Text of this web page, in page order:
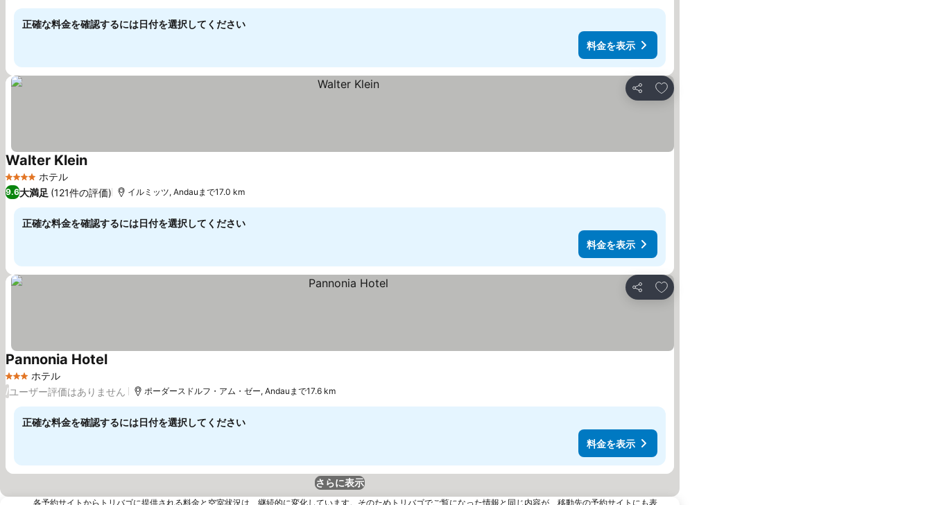
正確な料金を確認するには日付を選択してください
料金を表示
シェア
お気に入りに追加
4 ホテルのランク
ホテル
Walter Klein料金を表示
9.6大満足 (121件の評価) イルミッツ, Andauまで17.0 km
正確な料金を確認するには日付を選択してください
料金を表示
シェア
お気に入りに追加
3 ホテルのランク
ホテル
Pannonia Hotel料金を表示
/ユーザー評価はありません ポーダースドルフ・アム・ゼー, Andauまで17.6 km
正確な料金を確認するには日付を選択してください
料金を表示
さらに表示
各予約サイトからトリバゴに提供される料金と空室状況は、継続的に変化しています。そのためトリバゴでご覧になった情報と同じ内容が、移動先の予約サイトにも表